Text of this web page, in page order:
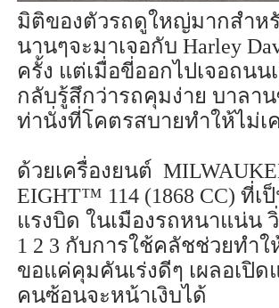
มิติของตัวรถดูใหญ่มากสำห
นานๆจะมาเจอกับ Harley
ครั้ง แต่เมื่อขี่ออกไปเจอถนน
กลับรู้สึกว่ารถคุมง่าย บาลา
ท่านั่งที่โคตรสบายทำให้ไม่เ
ด้วยเครื่องยนต์
EIGHT™ 114 (1868 CC) ที่เ
แรงบิด ในเมืองรถหนาแน่น
1 2 3 กับการใช้คลัชช่วยทำใ
ขอแค่คุมคันเร่งดีๆ เผลอเปิด
คนซ้อนจะหน้าเงิบได้